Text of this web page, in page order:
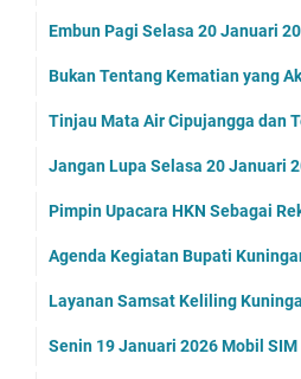
Embun Pagi Selasa 20 Januari
Bukan Tentang Kematian yang
Tinjau Mata Air Cipujangga dan
Jangan Lupa Selasa 20 Januari
Pimpin Upacara HKN Sebagai
Agenda Kegiatan Bupati
Layanan Samsat Keliling
Senin 19 Januari 2026 Mobil